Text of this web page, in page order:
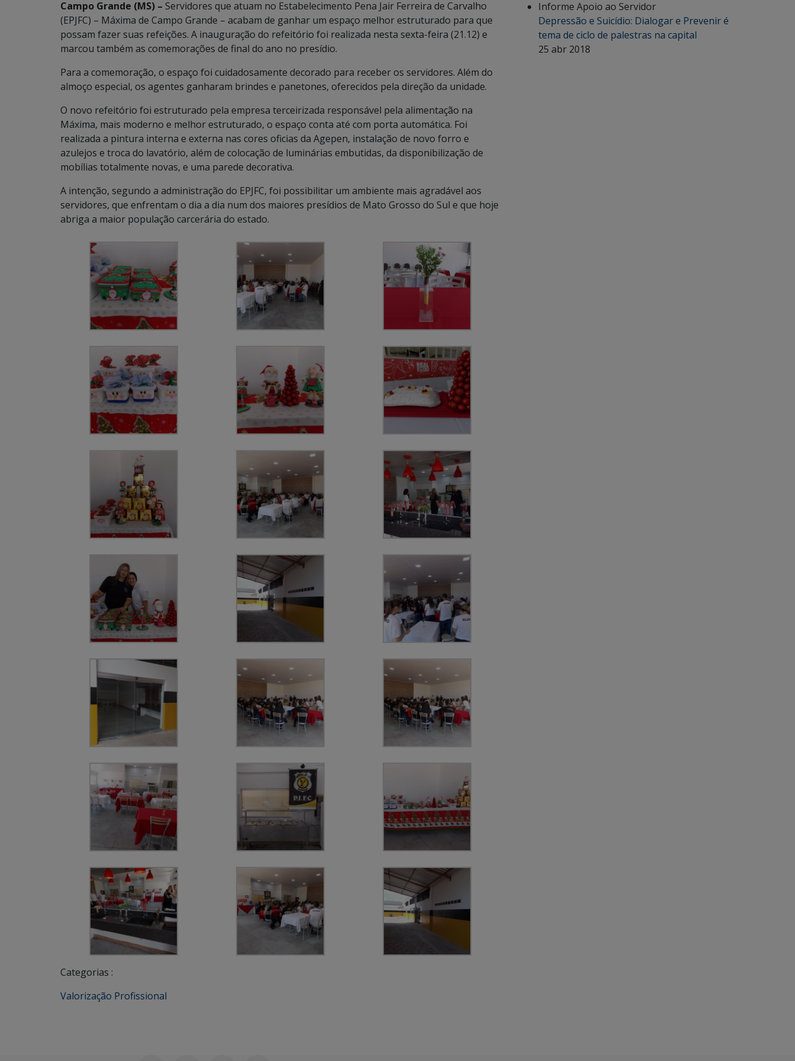
Campo Grande (MS) – Servidores que atuam no Estabelecimento Pena Jair Ferreira de Carvalho
(EPJFC) – Máxima de Campo Grande – acabam de ganhar um espaço melhor estruturado para que
possam fazer suas refeições. A inauguração do refeitório foi realizada nesta sexta-feira (21.12) e
marcou também as comemorações de final do ano no presídio.
Para a comemoração, o espaço foi cuidadosamente decorado para receber os servidores. Além do
almoço especial, os agentes ganharam brindes e panetones, oferecidos pela direção da unidade.
O novo refeitório foi estruturado pela empresa terceirizada responsável pela alimentação na
Máxima, mais moderno e melhor estruturado, o espaço conta até com porta automática. Foi
realizada a pintura interna e externa nas cores oficias da Agepen, instalação de novo forro e
azulejos e troca do lavatório, além de colocação de luminárias embutidas, da disponibilização de
mobílias totalmente novas, e uma parede decorativa.
A intenção, segundo a administração do EPJFC, foi possibilitar um ambiente mais agradável aos
servidores, que enfrentam o dia a dia num dos maiores presídios de Mato Grosso do Sul e que hoje
abriga a maior população carcerária do estado.
Categorias :
Valorização Profissional
Informe Apoio ao Servidor
Depressão e Suicídio: Dialogar e Prevenir é
tema de ciclo de palestras na capital
25 abr 2018